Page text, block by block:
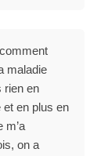
maladie
rien en
et en plus en
m’a
on a